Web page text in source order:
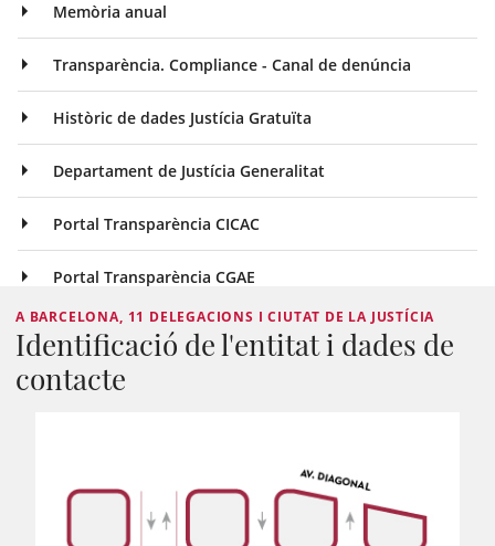
Memòria anual
Transparència. Compliance - Canal de denúncia
Històric de dades Justícia Gratuïta
Departament de Justícia Generalitat
Portal Transparència CICAC
Portal Transparència CGAE
A BARCELONA, 11 DELEGACIONS I CIUTAT DE LA JUSTÍCIA
Identificació de l'entitat i dades de
contacte